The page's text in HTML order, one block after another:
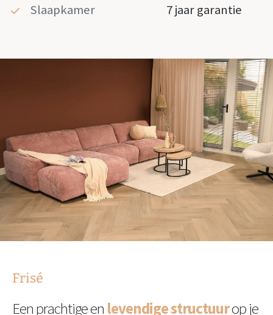
Slaapkamer
7 jaar garantie
Frisé
Een prachtige en levendige structuurop je